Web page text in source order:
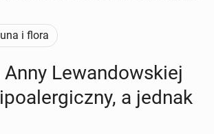
i flora
Le­wan­dow­skiej
a jednak